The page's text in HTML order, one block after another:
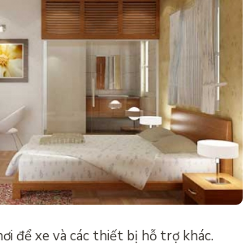
để xe và các thiết bị hỗ trợ khác.